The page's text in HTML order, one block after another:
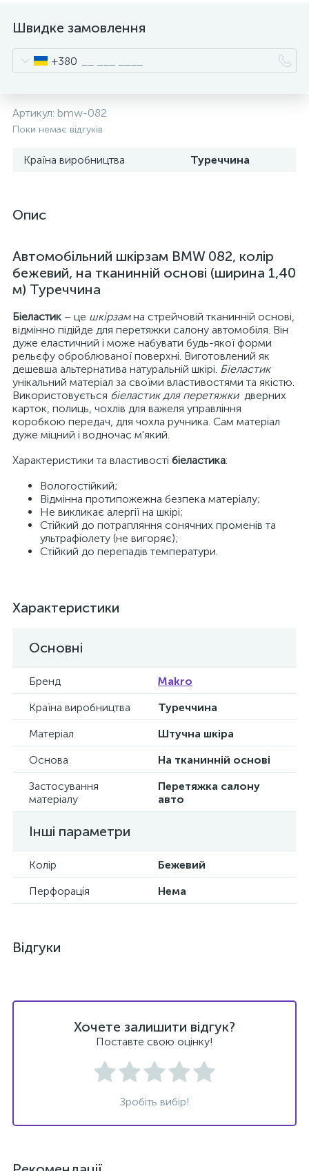
Швидке замовлення
+380
Артикул: bmw-082
Поки немає відгуків
Країна виробництва Туреччина
Опис
Автомобільний шкірзам BMW 082, колір
бежевий, на тканинній основі (ширина 1,40
м) Туреччина
Біеластик – це шкірзамна стрейчовій тканинній основі,
відмінно підійде для перетяжки салону автомобіля. Він
дуже еластичний і може набувати будь-якої форми
рельєфу оброблюваної поверхні. Виготовлений як
дешевша альтернатива натуральній шкірі. Біеластик
унікальний матеріал за своїми властивостями та якістю.
Використовується біеластик для перетяжки дверних
карток, полиць, чохлів для важеля управління
коробкою передач, для чохла ручника. Сам матеріал
дуже міцний і водночас м'який.
Характеристики та властивості біеластика:
Вологостійкий;
Відмінна протипожежна безпека матеріалу;
Не викликає алергії на шкірі;
Стійкий до потрапляння сонячних променів та
ультрафіолету (не вигоряє);
Стійкий до перепадів температури.
Характеристики
Основні
Бренд
Makro
Країна виробництва
Туреччина
Матеріал
Штучна шкіра
Основа
На тканинній основі
Застосування
матеріалу
Перетяжка салону
авто
Інші параметри
Колір
Бежевий
Перфорація
Нема
Відгуки
Хочете залишити відгук?
Поставте свою оцінку!
Зробіть вибір!